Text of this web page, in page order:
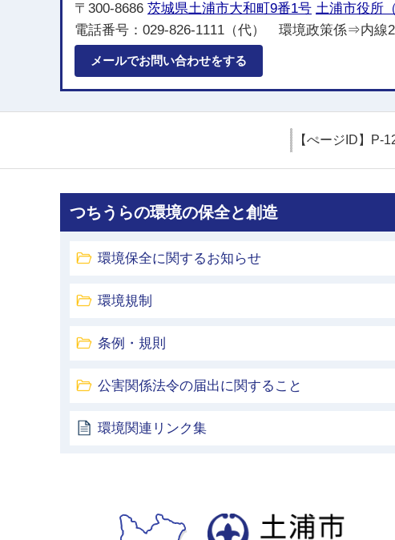
〒300-8686 茨城県土浦市大和町9番1号 土浦市役所
電話番号：029-826-1111（代） 環境政策係⇒内
メールでお問い合わせをする
【ぺージID】 P-
つちうらの環境の保全と創造
環境保全に関するお知らせ
環境規制
条例・規則
公害関係法令の届出に関すること
環境関連リンク集